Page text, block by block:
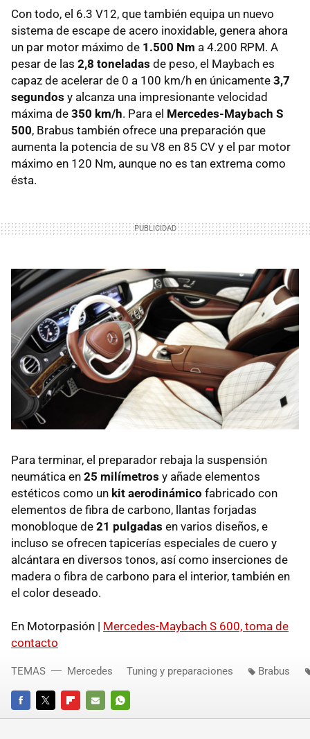
Con todo, el 6.3 V12, que también equipa un nuevo
sistema de escape de acero inoxidable, genera ahora
un par motor máximo de 1.500 Nm a 4.200 RPM. A
pesar de las 2,8 toneladas de peso, el Maybach es
capaz de acelerar de 0 a 100 km/h en únicamente 3,7
segundos y alcanza una impresionante velocidad
máxima de 350 km/h. Para el Mercedes-Maybach S
500, Brabus también ofrece una preparación que
aumenta la potencia de su V8 en 85 CV y el par motor
máximo en 120 Nm, aunque no es tan extrema como
ésta.
Para terminar, el preparador rebaja la suspensión
neumática en 25 milímetros y añade elementos
estéticos como un kit aerodinámico fabricado con
elementos de fibra de carbono, llantas forjadas
monobloque de 21 pulgadas en varios diseños, e
incluso se ofrecen tapicerías especiales de cuero y
alcántara en diversos tonos, así como inserciones de
madera o fibra de carbono para el interior, también en
el color deseado.
En Motorpasión | Mercedes-Maybach S 600, toma de
contacto
FACEBOOKTWITTERFLIPBOARD
E-
WHATSAPP
TEMAS Mercedes Tuning y preparaciones Brabus